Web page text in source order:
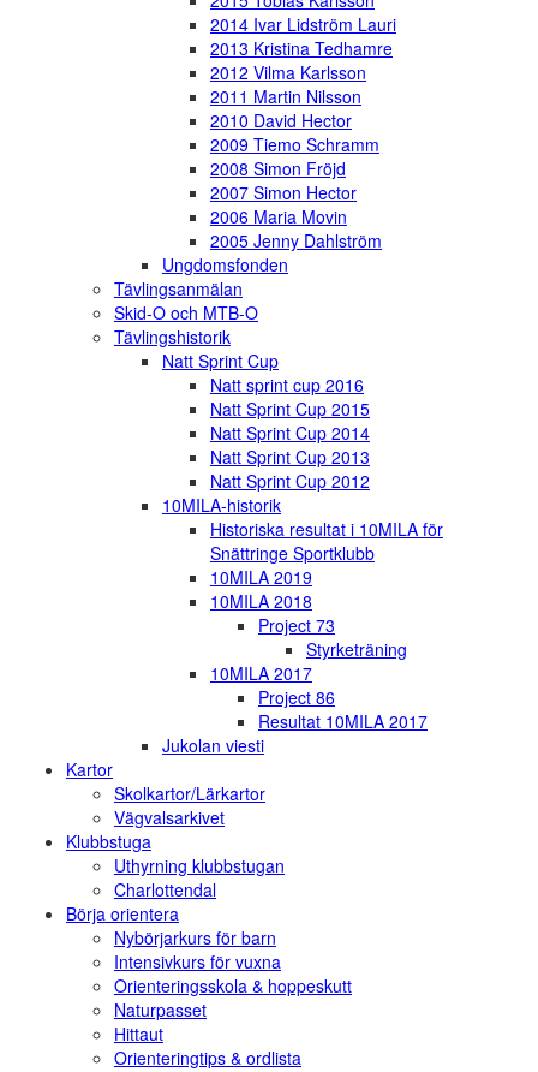
2014 Ivar Lidström Lauri
2013 Kristina Tedhamre
2012 Vilma Karlsson
2011 Martin Nilsson
2010 David Hector
2009 Tiemo Schramm
2008 Simon Fröjd
2007 Simon Hector
2006 Maria Movin
2005 Jenny Dahlström
Ungdomsfonden
Tävlingsanmälan
Skid-O och MTB-O
Tävlingshistorik
Natt Sprint Cup
Natt sprint cup 2016
Natt Sprint Cup 2015
Natt Sprint Cup 2014
Natt Sprint Cup 2013
Natt Sprint Cup 2012
10MILA-historik
Historiska resultat i 10MILA för
Snättringe Sportklubb
10MILA 2019
10MILA 2018
Project 73
Styrketräning
10MILA 2017
Project 86
Resultat 10MILA 2017
Jukolan viesti
Kartor
Skolkartor/Lärkartor
Vägvalsarkivet
Klubbstuga
Uthyrning klubbstugan
Charlottendal
Börja orientera
Nybörjarkurs för barn
Intensivkurs för vuxna
Orienteringsskola & hoppeskutt
Naturpasset
Hittaut
Orienteringtips & ordlista